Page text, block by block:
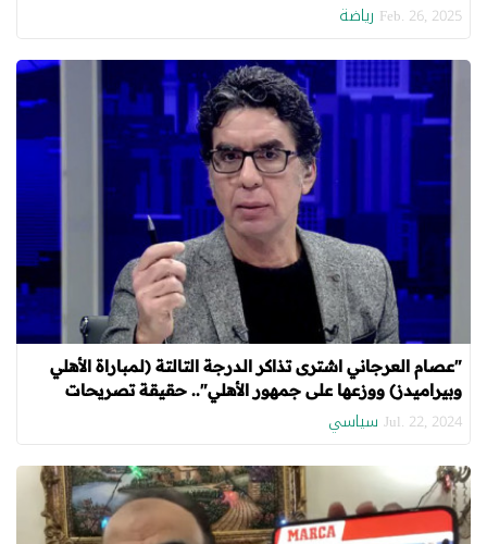
الكورة مرتدة من الأرض"
Feb. 26, 2025 رياضة
"عصام العرجاني اشترى تذاكر الدرجة التالتة (لمباراة الأهلي
وبيراميدز) ووزعها على جمهور الأهلي".. حقيقة تصريحات
محمد ناصر
Jul. 22, 2024 سياسي